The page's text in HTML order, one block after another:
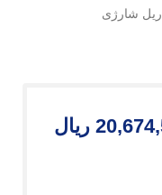
شارژی
ریال